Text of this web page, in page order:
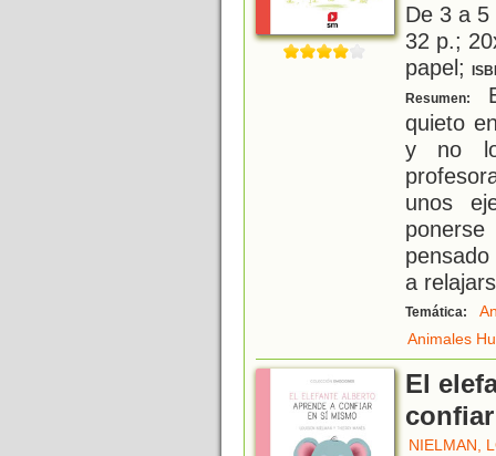
De 3 a
32 p.;
papel;
Resumen:
quieto
y no
unos
a
Temática:
Animales
El
NIELMAN,